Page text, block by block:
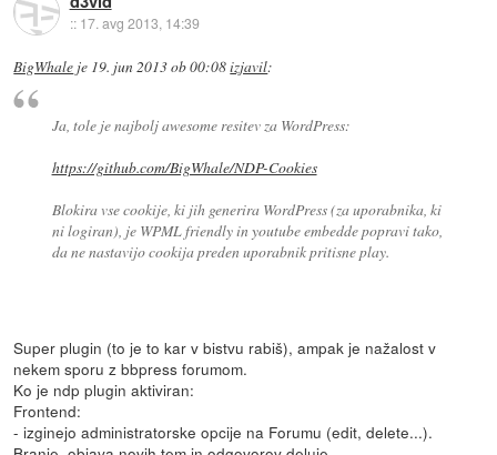
:: 17. avg 2013, 14:39
BigWhale je 19. jun 2013 ob 00:08izjavil:
Ja, tole je najbolj awesome resitev za WordPress:
https://github.com/BigWhale/NDP-Cookies
Blokira vse cookije, ki jih generira WordPress (za uporabnika, ki
ni logiran), je WPML friendly in youtube embedde popravi tako,
da ne nastavijo cookija preden uporabnik pritisne play.
Super plugin (to je to kar v bistvu rabiš), ampak je nažalost v
nekem sporu z bbpress forumom.
Ko je ndp plugin aktiviran:
Frontend:
- izginejo administratorske opcije na Forumu (edit, delete...).